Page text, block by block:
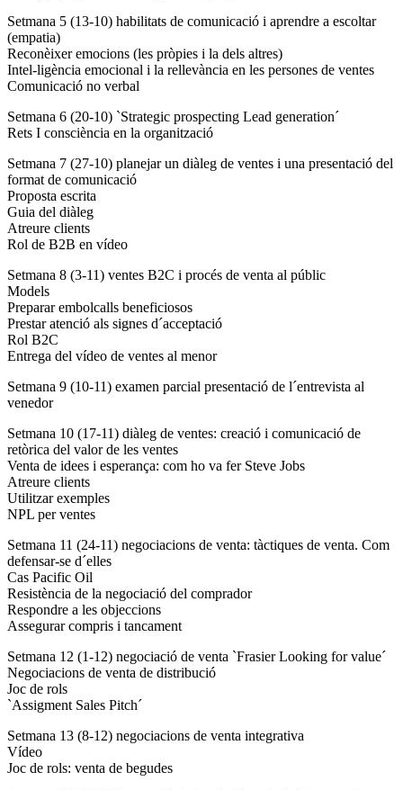
Setmana 5 (13-10) habilitats de comunicació i aprendre a escoltar
(empatia)
Reconèixer emocions (les pròpies i la dels altres)
Intel-ligència emocional i la rellevància en les persones de ventes
Comunicació no verbal
Setmana 6 (20-10) `Strategic prospecting Lead generation´
Rets I consciència en la organització
Setmana 7 (27-10) planejar un diàleg de ventes i una presentació del
format de comunicació
Proposta escrita
Guia del diàleg
Atreure clients
Rol de B2B en vídeo
Setmana 8 (3-11) ventes B2C i procés de venta al públic
Models
Preparar embolcalls beneficiosos
Prestar atenció als signes d´acceptació
Rol B2C
Entrega del vídeo de ventes al menor
Setmana 9 (10-11) examen parcial presentació de l´entrevista al
venedor
Setmana 10 (17-11) diàleg de ventes: creació i comunicació de
retòrica del valor de les ventes
Venta de idees i esperança: com ho va fer Steve Jobs
Atreure clients
Utilitzar exemples
NPL per ventes
Setmana 11 (24-11) negociacions de venta: tàctiques de venta. Com
defensar-se d´elles
Cas Pacific Oil
Resistència de la negociació del comprador
Respondre a les objeccions
Assegurar compris i tancament
Setmana 12 (1-12) negociació de venta `Frasier Looking for value´
Negociacions de venta de distribució
Joc de rols
`Assigment Sales Pitch´
Setmana 13 (8-12) negociacions de venta integrativa
Vídeo
Joc de rols: venta de begudes